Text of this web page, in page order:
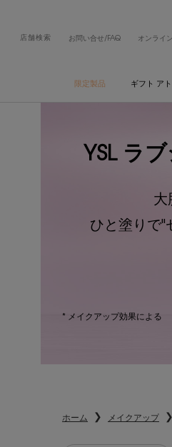
店舗検索 お問い合せ/FAQ オンライ
限定製品 ギフト ア
YSL ラ
大
ひと塗りで"
* メイクアップ効果による
ホーム メイクアップ